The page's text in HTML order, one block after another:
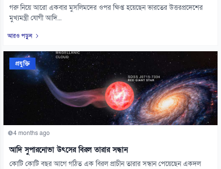
গরু নিয়ে আরো একবার মুসলিমদের ওপর ক্ষিপ্ত হয়েছেন ভারতের উত্তরপ্রদেশের
মুখ্যমন্ত্রী যোগী আদি...
আরও পড়ুন
প্রযুক্তি
4 months ago
আদি সুপারনোভা উৎসের বিরল তারার সন্ধান
কোটি কোটি বছর আগে গঠিত এক বিরল প্রাচীন তারার সন্ধান পেয়েছেন একদল